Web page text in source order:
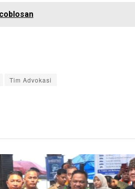
Tim Advokasi